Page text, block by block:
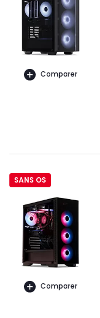
Comparer
SANS OS
Comparer